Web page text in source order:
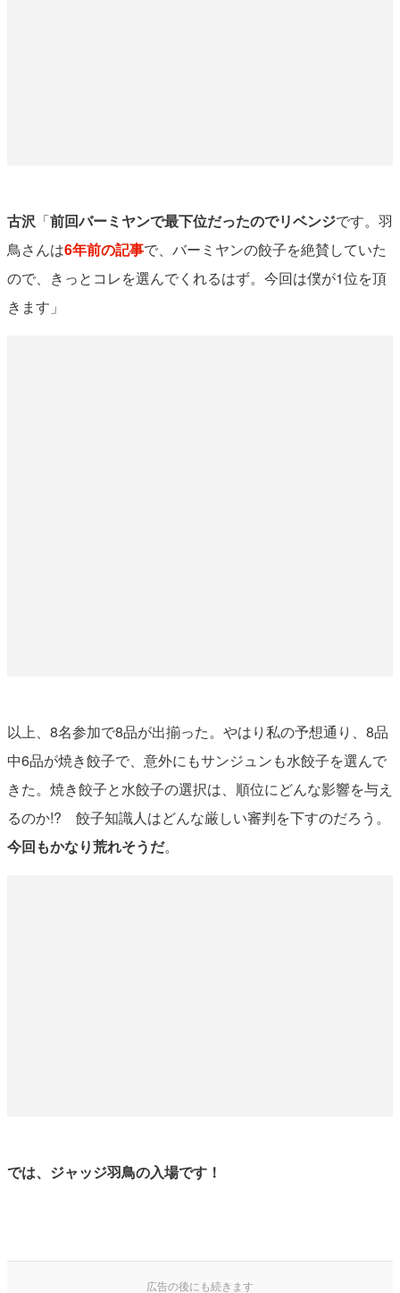
古沢「前回バーミヤンで最下位だったのでリベンジです。羽
鳥さんは6年前の記事で、バーミヤンの餃子を絶賛していた
ので、きっとコレを選んでくれるはず。今回は僕が1位を頂
きます」
以上、8名参加で8品が出揃った。やはり私の予想通り、8品
中6品が焼き餃子で、意外にもサンジュンも水餃子を選んで
きた。焼き餃子と水餃子の選択は、順位にどんな影響を与え
るのか!? 餃子知識人はどんな厳しい審判を下すのだろう。
今回もかなり荒れそうだ。
では、ジャッジ羽鳥の入場です！